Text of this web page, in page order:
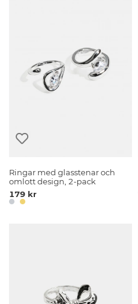
Ringar med glasstenar och
omlott design, 2-pack
179 kr